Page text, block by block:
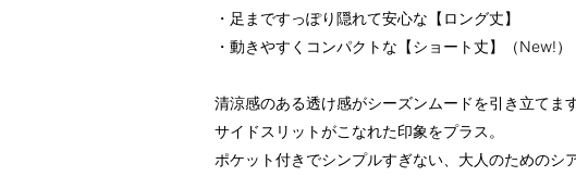
・足まですっぽり隠れて安心な【ロング丈】
・動きやすくコンパクトな【ショート丈】（New!）
清涼感のある透け感がシーズンムードを引き立てます
サイドスリットがこなれた印象をプラス。
ポケット付きでシンプルすぎない、大人のための